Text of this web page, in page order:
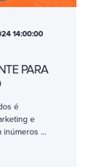
14:00:00
PARA
é
e
inúmeros ...